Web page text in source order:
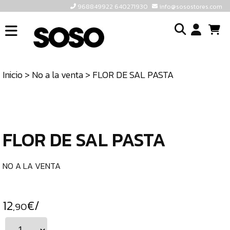
968849922 640271930 info@sosostores.com
INICIO
TIENDA
640271930
Inicio> No a la venta> FLOR DE SAL PASTA
FLOR DE SAL PASTA
NO A LA VENTA
12,90€/